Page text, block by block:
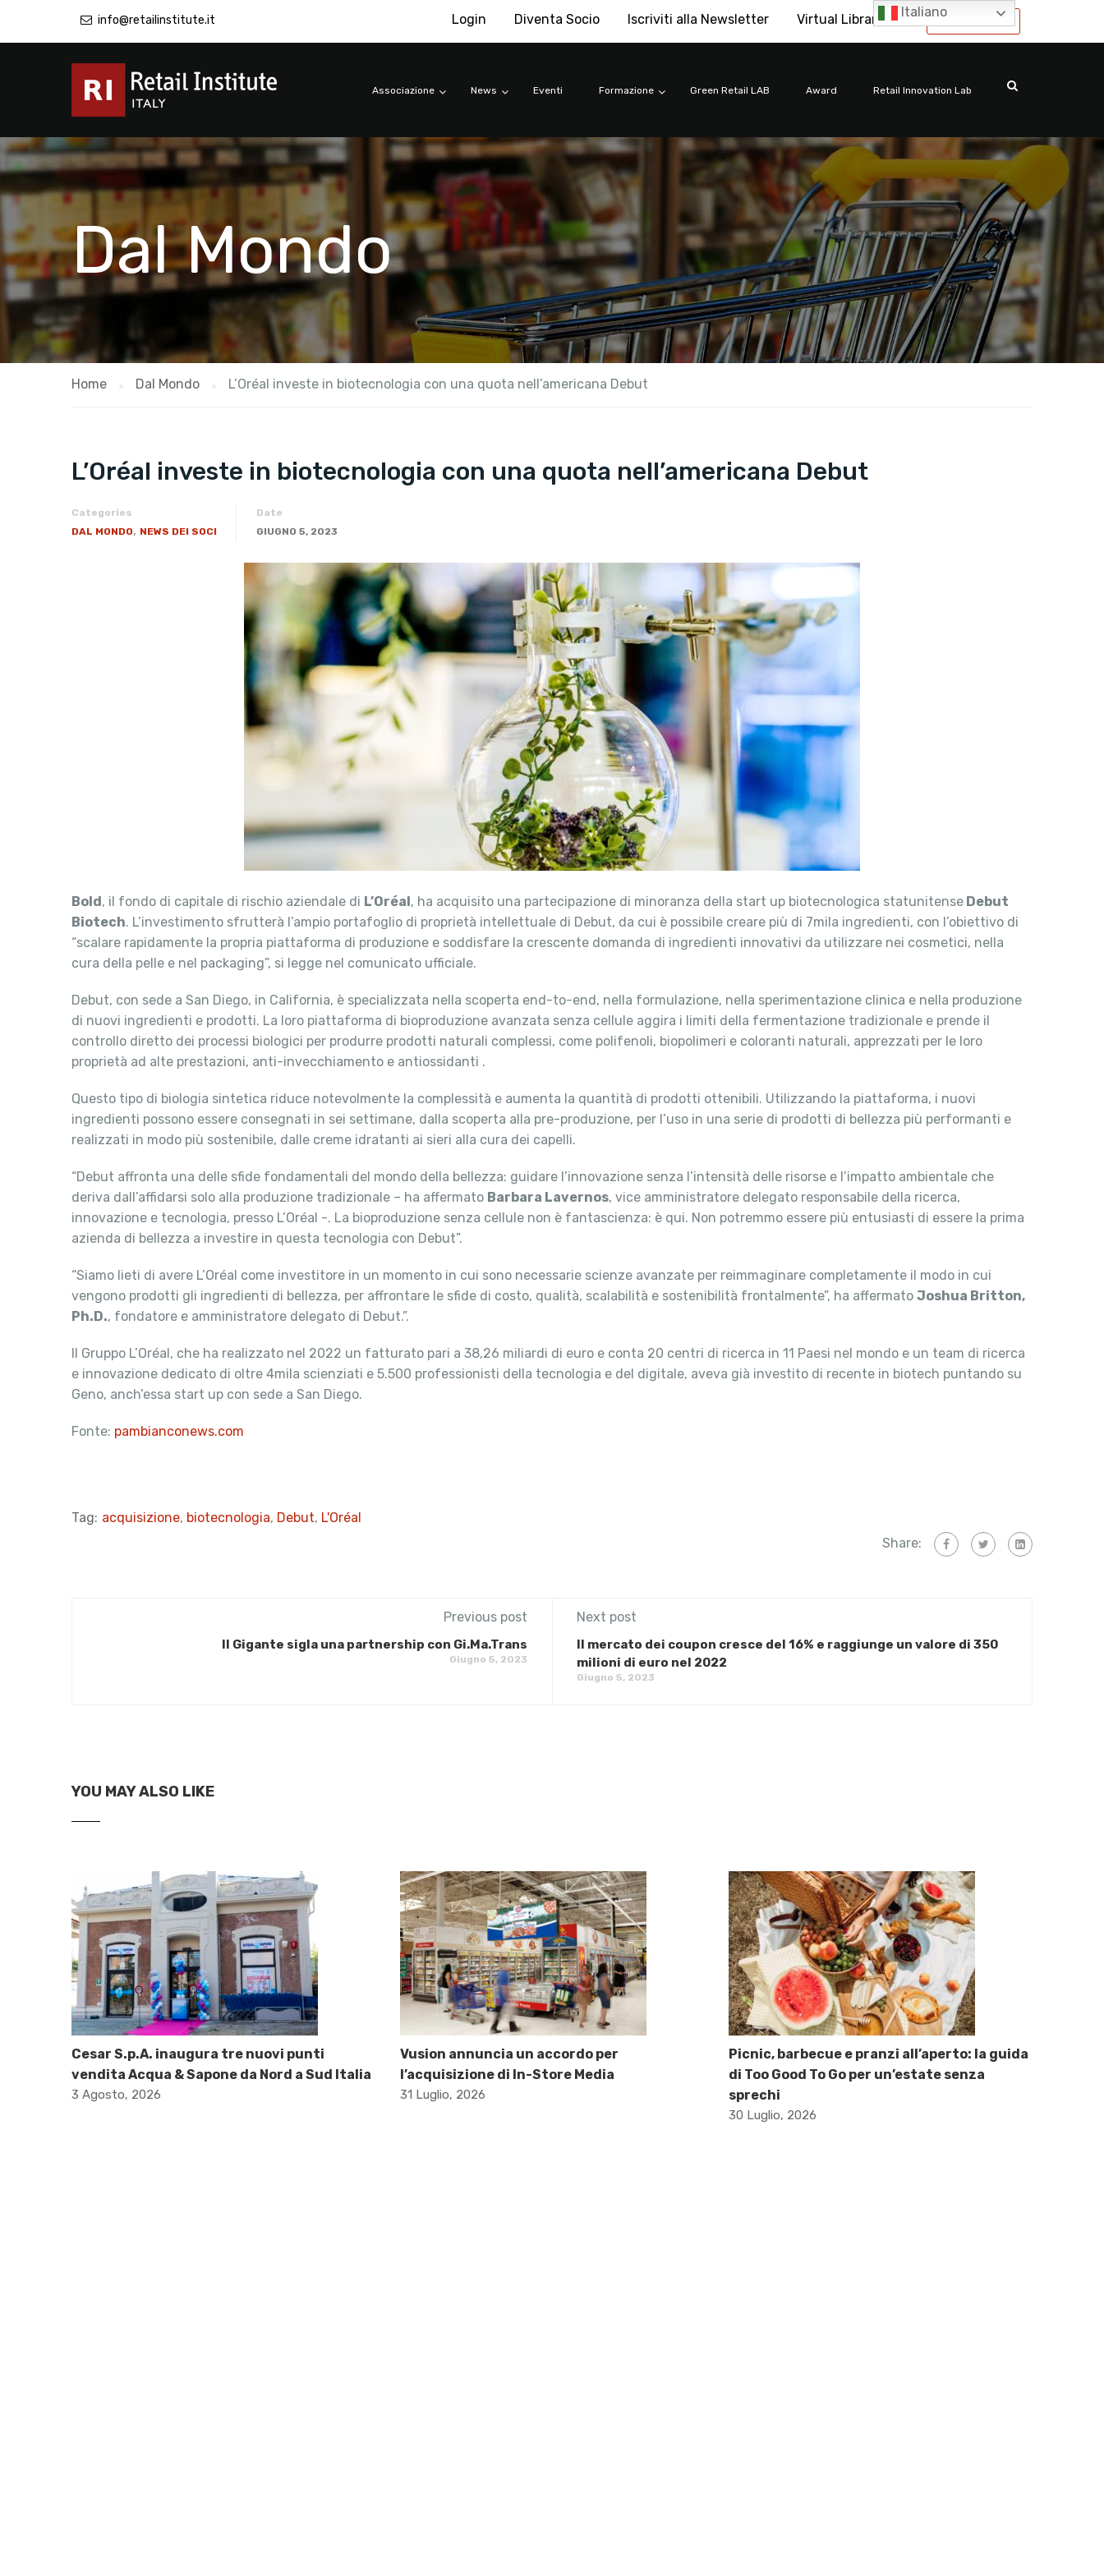
info@retailinstitute.it International
Login Diventa Socio Iscriviti alla Newsletter Virtual Library
Associazione News Eventi Formazione Green Retail LAB Award Retail Innovation Lab
Dal Mondo
Home Dal Mondo L’Oréal investe in biotecnologia con una quota nell’americana Debut
L’Oréal investe in biotecnologia con una quota nell’americana Debut
Categories
DAL MONDO, NEWS DEI SOCI
Date
GIUGNO 5, 2023
Bold, il fondo di capitale di rischio aziendale di L’Oréal, ha acquisito una partecipazione di minoranza della start up biotecnologica statunitense Debut
Biotech. L’investimento sfrutterà l’ampio portafoglio di proprietà intellettuale di Debut, da cui è possibile creare più di 7mila ingredienti, con l’obiettivo di
“scalare rapidamente la propria piattaforma di produzione e soddisfare la crescente domanda di ingredienti innovativi da utilizzare nei cosmetici, nella
cura della pelle e nel packaging”, si legge nel comunicato ufficiale.
Debut, con sede a San Diego, in California, è specializzata nella scoperta end-to-end, nella formulazione, nella sperimentazione clinica e nella produzione
di nuovi ingredienti e prodotti. La loro piattaforma di bioproduzione avanzata senza cellule aggira i limiti della fermentazione tradizionale e prende il
controllo diretto dei processi biologici per produrre prodotti naturali complessi, come polifenoli, biopolimeri e coloranti naturali, apprezzati per le loro
proprietà ad alte prestazioni, anti-invecchiamento e antiossidanti .
Questo tipo di biologia sintetica riduce notevolmente la complessità e aumenta la quantità di prodotti ottenibili. Utilizzando la piattaforma, i nuovi
ingredienti possono essere consegnati in sei settimane, dalla scoperta alla pre-produzione, per l’uso in una serie di prodotti di bellezza più performanti e
realizzati in modo più sostenibile, dalle creme idratanti ai sieri alla cura dei capelli.
“Debut affronta una delle sfide fondamentali del mondo della bellezza: guidare l’innovazione senza l’intensità delle risorse e l’impatto ambientale che
deriva dall’affidarsi solo alla produzione tradizionale – ha affermato Barbara Lavernos, vice amministratore delegato responsabile della ricerca,
innovazione e tecnologia, presso L’Oréal -. La bioproduzione senza cellule non è fantascienza: è qui. Non potremmo essere più entusiasti di essere la prima
azienda di bellezza a investire in questa tecnologia con Debut”.
“Siamo lieti di avere L’Oréal come investitore in un momento in cui sono necessarie scienze avanzate per reimmaginare completamente il modo in cui
vengono prodotti gli ingredienti di bellezza, per affrontare le sfide di costo, qualità, scalabilità e sostenibilità frontalmente”, ha affermato Joshua Britton,
Ph.D., fondatore e amministratore delegato di Debut.”.
Il Gruppo L’Oréal, che ha realizzato nel 2022 un fatturato pari a 38,26 miliardi di euro e conta 20 centri di ricerca in 11 Paesi nel mondo e un team di ricerca
e innovazione dedicato di oltre 4mila scienziati e 5.500 professionisti della tecnologia e del digitale, aveva già investito di recente in biotech puntando su
Geno, anch’essa start up con sede a San Diego.
Fonte: pambianconews.com
Tag: acquisizione, biotecnologia, Debut, L'Oréal
Share:
Previous post
Il Gigante sigla una partnership con Gi.Ma.Trans
Giugno 5, 2023
Next post
Il mercato dei coupon cresce del 16% e raggiunge un valore di 350
milioni di euro nel 2022
Giugno 5, 2023
YOU MAY ALSO LIKE
Cesar S.p.A. inaugura tre nuovi punti
vendita Acqua & Sapone da Nord a Sud Italia
3 Agosto, 2026
Vusion annuncia un accordo per
l’acquisizione di In-Store Media
31 Luglio, 2026
Picnic, barbecue e pranzi all’aperto: la guida
di Too Good To Go per un’estate senza
sprechi
30 Luglio, 2026
Italiano